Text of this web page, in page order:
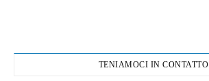
TENIAMOCI IN CONTATTO